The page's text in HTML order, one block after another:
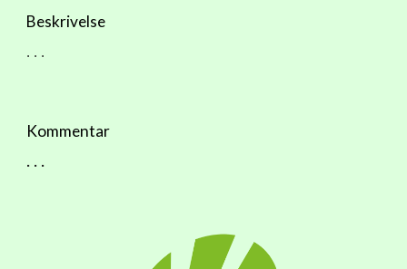
Beskrivelse
. . .
Kommentar
. . .